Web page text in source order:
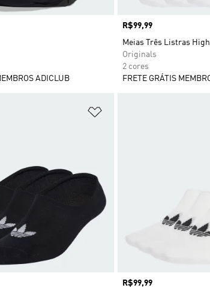
ADICLUB
Preço
R$99,99
Meias Três Listras
Originals
2 cores
FRETE GRÁTIS
Preço
R$99,99